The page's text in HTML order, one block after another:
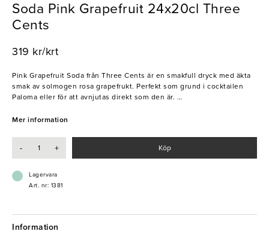
Soda Pink Grapefruit 24x20cl Three
Cents
319 kr/krt
Pink Grapefruit Soda från Three Cents är en smakfull dryck med äkta
smak av solmogen rosa grapefrukt. Perfekt som grund i cocktailen
Paloma eller för att avnjutas direkt som den är.
- Autentisk smak
Mer information
- + Köp
Lagervara
Art. nr: 1381
Information